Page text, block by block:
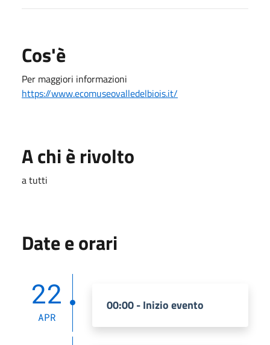
Cos'è
Per maggiori informazioni
https://www.ecomuseovalledelbiois.it/
A chi è rivolto
a tutti
Date e orari
22
APR
00:00 - Inizio evento